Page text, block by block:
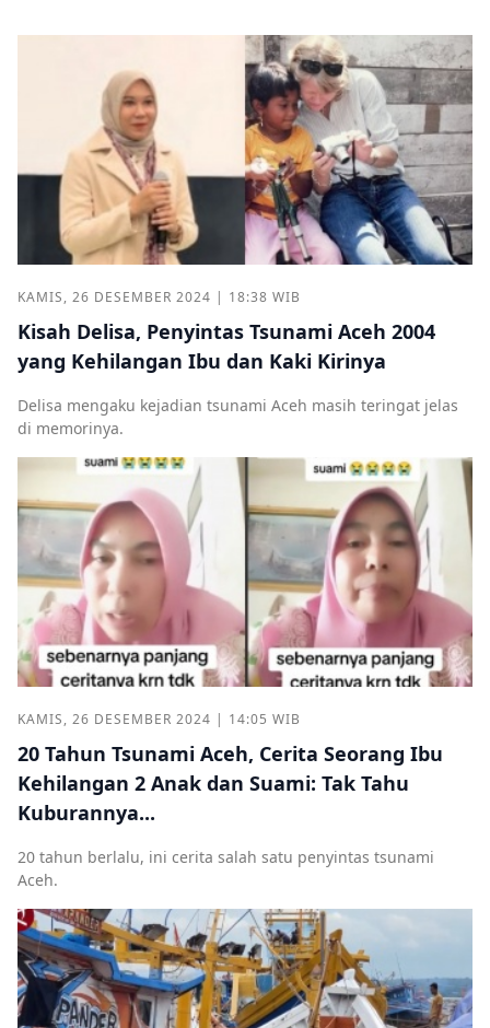
KAMIS, 26 DESEMBER 2024 | 18:38 WIB
Kisah Delisa, Penyintas Tsunami Aceh 2004
yang Kehilangan Ibu dan Kaki Kirinya
Delisa mengaku kejadian tsunami Aceh masih teringat jelas
di memorinya.
KAMIS, 26 DESEMBER 2024 | 14:05 WIB
20 Tahun Tsunami Aceh, Cerita Seorang Ibu
Kehilangan 2 Anak dan Suami: Tak Tahu
Kuburannya...
20 tahun berlalu, ini cerita salah satu penyintas tsunami
Aceh.